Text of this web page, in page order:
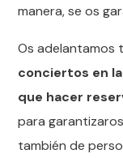
manera, se os
Os adelantamos
conciertos en
que hacer
para
también de